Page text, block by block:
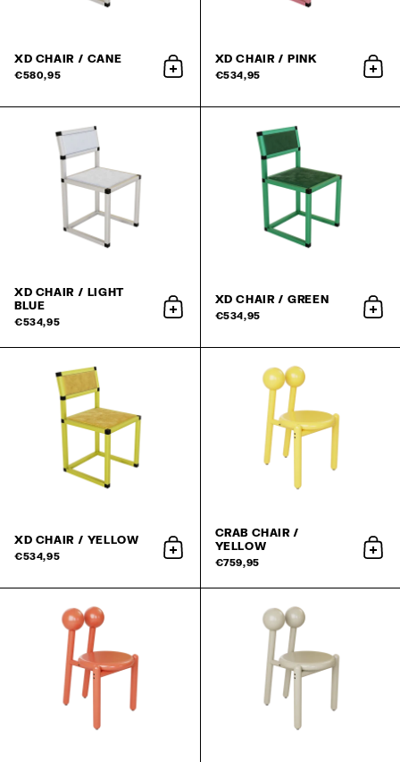
XD CHAIR / CANE
€580,95 aan winkelwagen toevoegen
XD CHAIR / PINK
€534,95 aan
XD CHAIR / LIGHT
BLUE
€534,95
aan winkelwagen toevoegen
XD CHAIR / GREEN
€534,95 aan
XD CHAIR / YELLOW
€534,95 aan winkelwagen toevoegen
CRAB CHAIR /
YELLOW
€759,95
aan